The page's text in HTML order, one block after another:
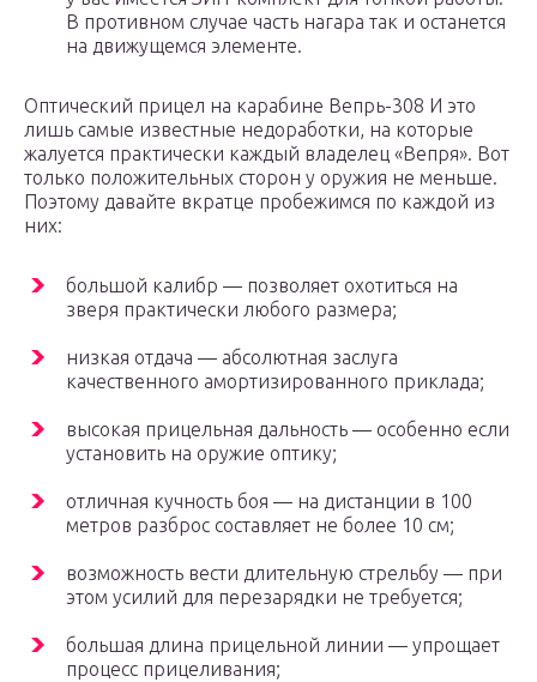
В противном случае часть нагара так и останется
на движущемся элементе.
Оптический прицел на карабине Вепрь-308 И это
лишь самые известные недоработки, на которые
жалуется практически каждый владелец «Вепря». Вот
только положительных сторон у оружия не меньше.
Поэтому давайте вкратце пробежимся по каждой из
них:
большой калибр — позволяет охотиться на
зверя практически любого размера;
низкая отдача — абсолютная заслуга
качественного амортизированного приклада;
высокая прицельная дальность — особенно если
установить на оружие оптику;
отличная кучность боя — на дистанции в 100
метров разброс составляет не более 10 см;
возможность вести длительную стрельбу — при
этом усилий для перезарядки не требуется;
большая длина прицельной линии — упрощает
процесс прицеливания;